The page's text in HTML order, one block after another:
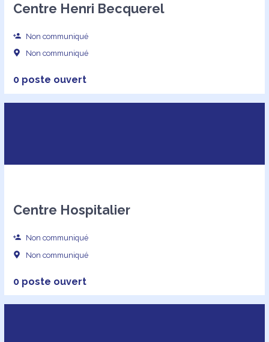
Centre Henri Becquerel
Non communiqué
Non communiqué
0 poste ouvert
Centre Hospitalier
Non communiqué
Non communiqué
0 poste ouvert